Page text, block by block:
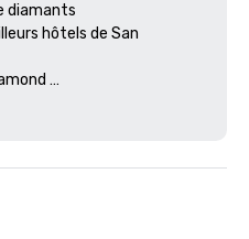
diamants
hôtels de San